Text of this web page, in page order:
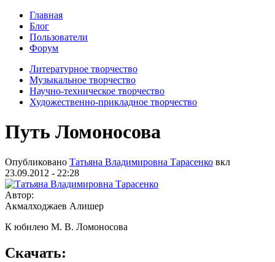
Главная
Блог
Пользователи
Форум
Литературное творчество
Музыкальное творчество
Научно-техническое творчество
Художественно-прикладное творчество
Путь Ломоносова
Опубликовано Татьяна Владимировна Тарасенко вкл
23.09.2012 - 22:28
Автор:
Акмалходжаев Алишер
К юбилею М. В. Ломоносова
Скачать: